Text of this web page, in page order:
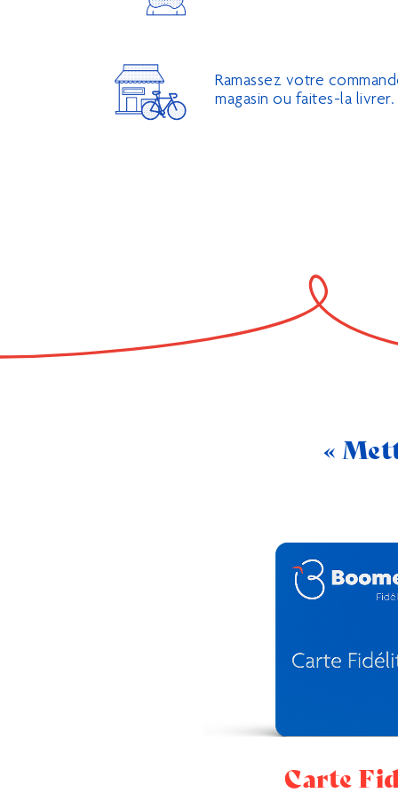
Ramassez votre
magasin ou faites-la livrer.
«
Carte